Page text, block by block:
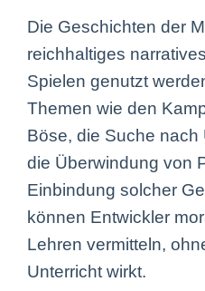
Die Geschichten der
reichhaltiges
Spielen genutzt
Themen wie den
Böse, die Suche
die Überwindung von
Einbindung solcher
können Entwickler
Lehren vermitteln,
Unterricht wirkt.